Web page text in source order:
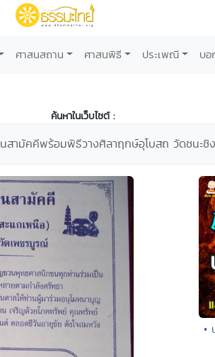
ศาสนสถาน ศาสนพิธี ประเพณี บ
ค้นหาในเว็บไซต์ :
ามัคคีพร้อมพิธีวางศิลาฤกษ์อุโบสถ วัดชนะ
•